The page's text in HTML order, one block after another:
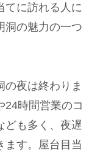
てに訪れる人に
洞の魅力の一つ
の夜は終わりま
24時間営業のコ
ども多く、夜遅
ます。屋台目当